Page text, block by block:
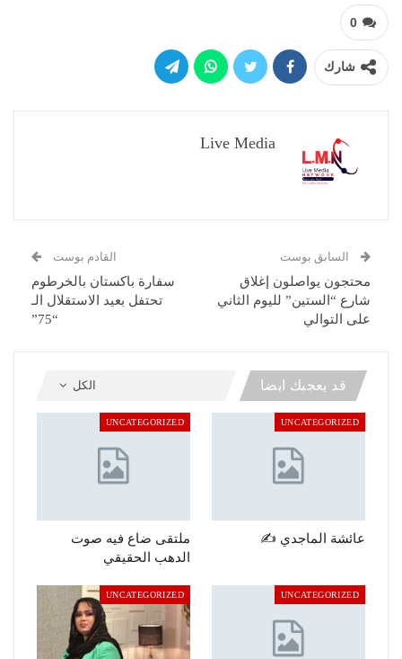
0
شارك
Live Media
السابق بوست
محتجون يواصلون إغلاق
شارع “الستين” لليوم الثاني
على التوالي
القادم بوست
سفارة باكستان بالخرطوم
تحتفل بعيد الاستقلال الـ
“75”
الكل قد يعجبك ايضا
UNCATEGORIZED
عائشة الماجدي ✍️
UNCATEGORIZED
ملتقى ضاع فيه صوت
الدهب الحقيقي
UNCATEGORIZED
UNCATEGORIZED